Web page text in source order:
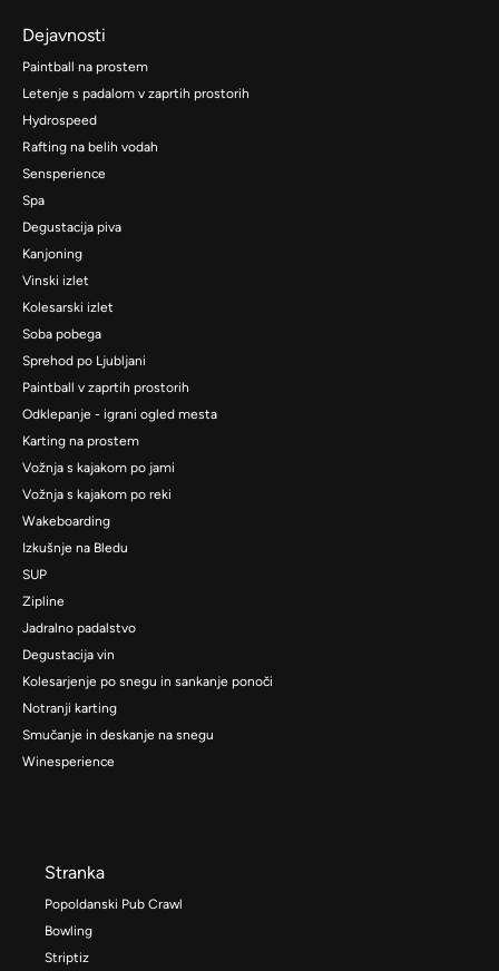
Dejavnosti
Paintball na prostem
Letenje s padalom v zaprtih prostorih
Hydrospeed
Rafting na belih vodah
Sensperience
Spa
Degustacija piva
Kanjoning
Vinski izlet
Kolesarski izlet
Soba pobega
Sprehod po Ljubljani
Paintball v zaprtih prostorih
Odklepanje - igrani ogled mesta
Karting na prostem
Vožnja s kajakom po jami
Vožnja s kajakom po reki
Wakeboarding
Izkušnje na Bledu
SUP
Zipline
Jadralno padalstvo
Degustacija vin
Kolesarjenje po snegu in sankanje ponoči
Notranji karting
Smučanje in deskanje na snegu
Winesperience
Stranka
Popoldanski Pub Crawl
Bowling
Striptiz